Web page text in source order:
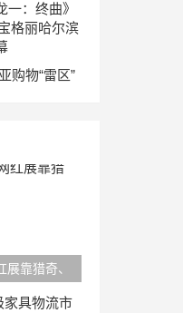
：终曲》
格丽哈尔滨
购物“雷区”
靠猎奇、
家具物流市